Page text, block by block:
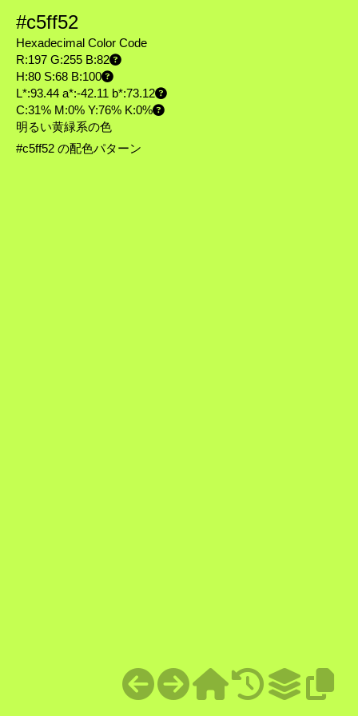
#c5ff52
Hexadecimal Color Code
R:197 G:255 B:82
H:80 S:68 B:100
L*:93.44 a*:-42.11 b*:73.12
C:31% M:0% Y:76% K:0%
明るい黄緑系の色
#c5ff52 の配色パターン